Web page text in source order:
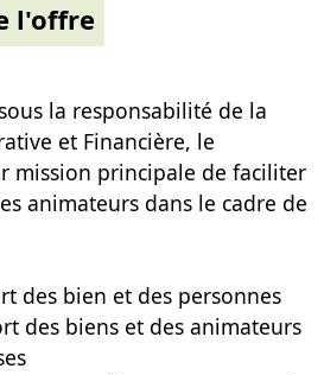
l'offre
la responsabilité de la
et Financière, le
mission principale de faciliter
animateurs dans le cadre de
des bien et des personnes
des biens et des animateurs